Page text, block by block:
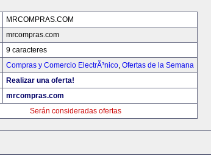
MRCOMPRAS.COM
mrcompras.com
9 caracteres
Compras y Comercio ElectrÃ³nico, Ofertas de la Semana
Realizar una oferta!
mrcompras.com
Serán consideradas ofertas